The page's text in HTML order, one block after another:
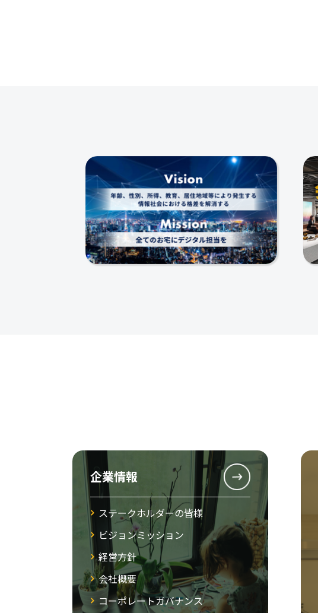
企業情報
ステークホルダーの皆様
ビジョンミッション
経営方針
会社概要
コーポレートガバナンス